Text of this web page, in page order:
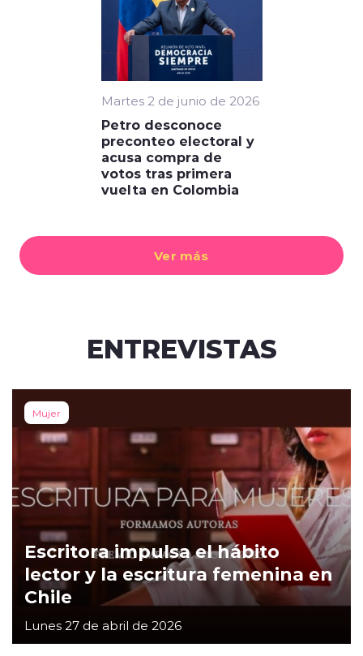
Ver más
Martes 2 de junio de 2026
Petro desconoce
preconteo electoral y
acusa compra de
votos tras primera
vuelta en Colombia
ENTREVISTAS
Mujer
Escritora impulsa el hábito
lector y la escritura femenina en
Chile
Lunes 27 de abril de 2026